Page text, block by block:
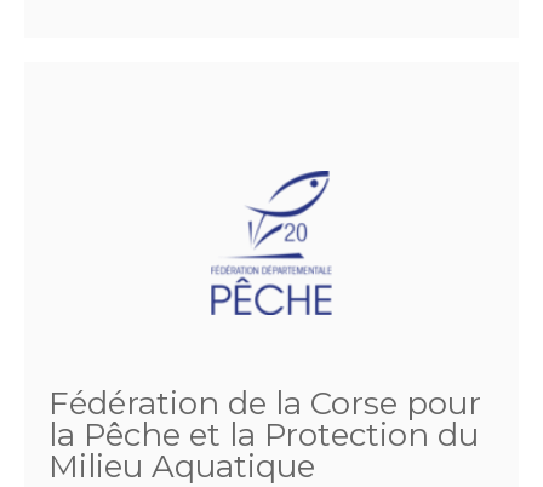
Fédération de la Corse pour
la Pêche et la Protection du
Milieu Aquatique